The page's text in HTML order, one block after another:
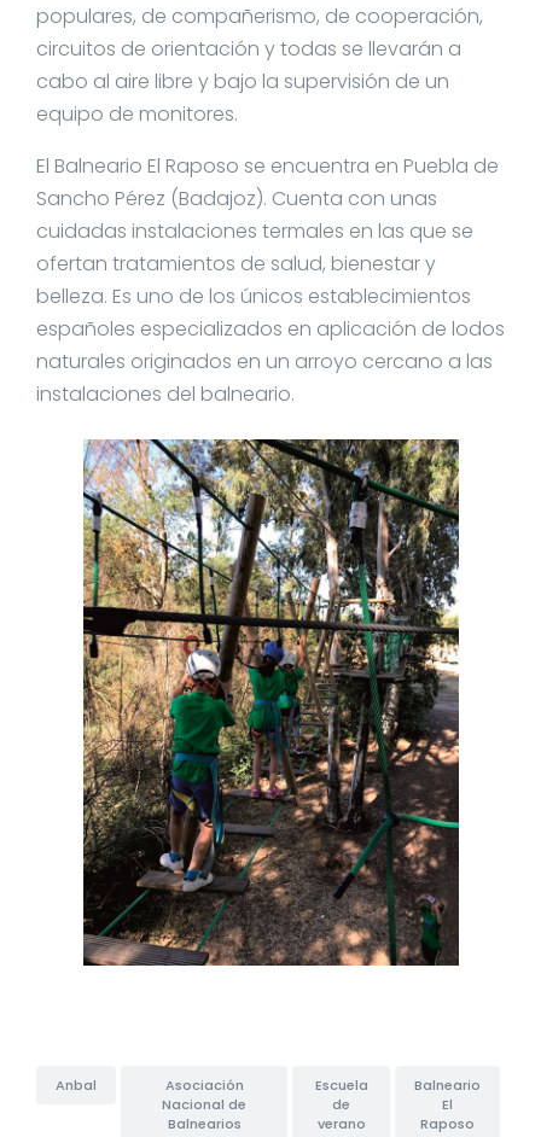
populares, de compañerismo, de cooperación,
circuitos de orientación y todas se llevarán a
cabo al aire libre y bajo la supervisión de un
equipo de monitores.
El Balneario El Raposo se encuentra en Puebla de
Sancho Pérez (Badajoz). Cuenta con unas
cuidadas instalaciones termales en las que se
ofertan tratamientos de salud, bienestar y
belleza. Es uno de los únicos establecimientos
españoles especializados en aplicación de lodos
naturales originados en un arroyo cercano a las
instalaciones del balneario.
Anbal
Asociación
Nacional de
Balnearios
Escuela
de
verano
Balneario
El
Raposo